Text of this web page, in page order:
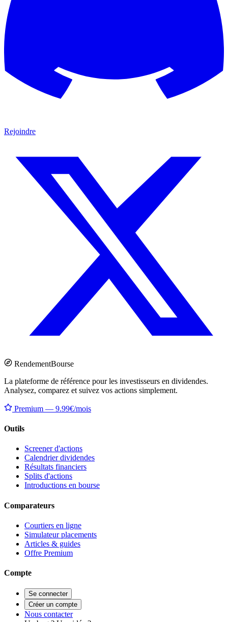
Rejoindre
RendementBourse
La plateforme de référence pour les investisseurs en dividendes.
Analysez, comparez et suivez vos actions simplement.
Premium — 9.99€/mois
Outils
Screener d'actions
Calendrier dividendes
Résultats financiers
Splits d'actions
Introductions en bourse
Comparateurs
Courtiers en ligne
Simulateur placements
Articles & guides
Offre Premium
Compte
Se connecter
Créer un compte
Nous contacter